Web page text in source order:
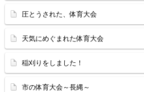
圧とうされた、体育大会
天気にめぐまれた体育大会
稲刈りをしました！
市の体育大会～長縄～